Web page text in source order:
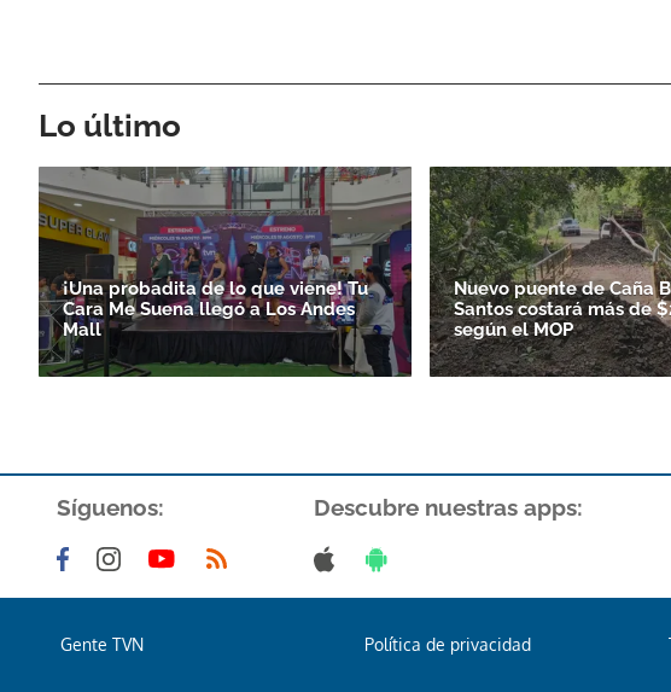
Lo último
¡Una probadita de lo que viene! Tu
Cara Me Suena llegó a Los Andes
Mall
Nuevo puente de Caña
Santos costará más de
según el MOP
Síguenos: Descubre nuestras apps:
Gente TVN Política de privacidad